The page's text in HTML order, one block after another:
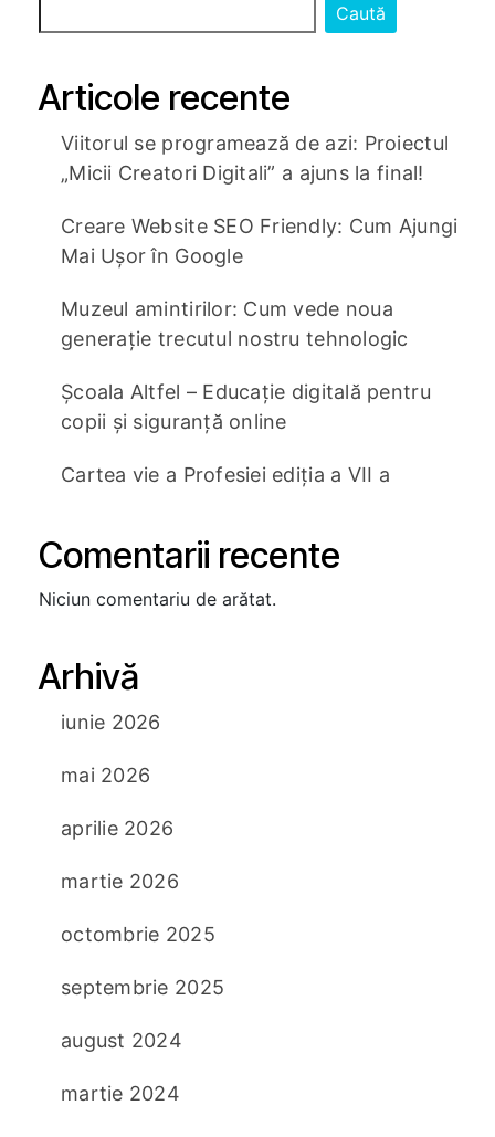
Caută
Articole recente
Viitorul se programează de azi: Proiectul
„Micii Creatori Digitali” a ajuns la final!
Creare Website SEO Friendly: Cum Ajungi
Mai Ușor în Google
Muzeul amintirilor: Cum vede noua
generație trecutul nostru tehnologic
Școala Altfel – Educație digitală pentru
copii și siguranță online
Cartea vie a Profesiei ediția a VII a
Comentarii recente
Niciun comentariu de arătat.
Arhivă
iunie 2026
mai 2026
aprilie 2026
martie 2026
octombrie 2025
septembrie 2025
august 2024
martie 2024